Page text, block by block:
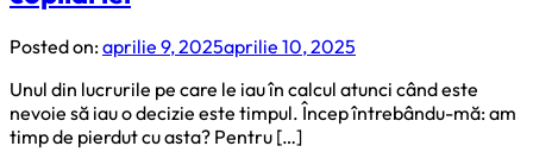
Posted on:aprilie 9, 2025aprilie 10, 2025
Unul din lucrurile pe care le iau în calcul atunci când este
nevoie să iau o decizie este timpul. Încep întrebându-mă: am
timp de pierdut cu asta? Pentru […]